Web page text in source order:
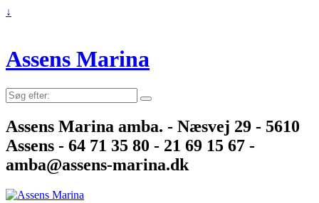
↓
Assens Marina
Søg
efter:
Assens Marina amba. - Næsvej 29 - 5610
Assens - 64 71 35 80 - 21 69 15 67 -
amba@assens-marina.dk